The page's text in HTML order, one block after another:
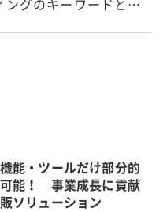
ングのキーワードと…
能・ツールだけ部分的
能！ 事業成長に貢献
ソリューション